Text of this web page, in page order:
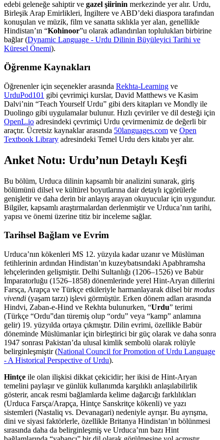
edebi geleneğe sahiptir ve gazel şiirinin merkezinde yer alır. Urdu,
Birleşik Arap Emirlikleri, İngiltere ve ABD’deki diaspora tarafından
konuşulan ve müzik, film ve sanatta sıklıkla yer alan, genellikle
Hindistan’ın “Kohinoor”u olarak adlandırılan toplulukları birbirine
bağlar (Dynamic Language - Urdu Dilinin Büyüleyici Tarihi ve
Küresel Önemi).
Öğrenme Kaynakları
Öğrenenler için seçenekler arasında Rekhta-Learning ve
UrduPod101 gibi çevrimiçi kurslar, David Matthews ve Kasim
Dalvi’nin “Teach Yourself Urdu” gibi ders kitapları ve Mondly ile
Duolingo gibi uygulamalar bulunur. Hızlı çeviriler ve dil desteği için
OpenL.io adresindeki çevrimiçi Urdu çevirmenimiz de değerli bir
araçtır. Ücretsiz kaynaklar arasında 50languages.com ve Open
Textbook Library adresindeki Temel Urdu ders kitabı yer alır.
Anket Notu: Urdu’nun Detaylı Keşfi
Bu bölüm, Urduca dilinin kapsamlı bir analizini sunarak, giriş
bölümünü dilsel ve kültürel boyutlarına dair detaylı içgörülerle
genişletir ve daha derin bir anlayış arayan okuyucular için uygundur.
Bilgiler, kapsamlı araştırmalardan derlenmiştir ve Urduca’nın tarihi,
yapısı ve önemi üzerine titiz bir inceleme sağlar.
Tarihsel Bağlam ve Evrim
Urduca’nın kökenleri MS 12. yüzyıla kadar uzanır ve Müslüman
fetihlerinin ardından Hindistan’ın kuzeybatısındaki Apabhramsha
lehçelerinden gelişmiştir. Delhi Sultanlığı (1206–1526) ve Babür
İmparatorluğu (1526–1858) dönemlerinde yerel Hint-Aryan dillerini
Farsça, Arapça ve Türkçe etkileriyle harmanlayarak dilsel birmodus
vivendi (yaşam tarzı) işlevi görmüştür. Erken dönem adları arasında
Hindvi, Zaban-e-Hind ve Rekhta bulunurken, “Urdu” terimi
(Türkçe “Ordu”dan türemiş olup “ordu” veya “kamp” anlamına
gelir) 19. yüzyılda ortaya çıkmıştır. Dilin evrimi, özellikle Babür
döneminde Müslümanlar için birleştirici bir güç olarak ve daha sonra
1947 sonrası Pakistan’da ulusal kimlik sembolü olarak rolüyle
belirginleşmiştir (National Council for Promotion of Urdu Language
- A Historical Perspective of Urdu).
Hintçe ile olan ilişkisi dikkat çekicidir; her ikisi de Hint-Aryan
temelini paylaşır ve günlük kullanımda karşılıklı anlaşılabilirlik
gösterir, ancak resmi bağlamlarda kelime dağarcığı farklılıkları
(Urduca Farsça/Arapça, Hintçe Sanskritçe kökenli) ve yazı
sistemleri (Nastaliq vs. Devanagari) nedeniyle ayrışır. Bu ayrışma,
dini ve siyasi faktörlerle, özellikle Britanya Hindistan’ın bölünmesi
sırasında daha da belirginleşmiş ve Urduca’nın bazı Hint